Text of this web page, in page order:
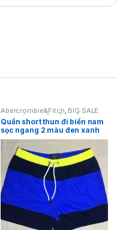
Abercrombie&Fitch, BIG SALE
OFF, HÀNG MỚI VỀ ,QUẦN NAM
SẢN PHẨM KHUYẾN MÃI,SHORT
NAM,THỜI TRANG NAM
Quần short thun đi biển nam
sọc ngang 2 màu đen xanh
Abercrombie&Fitch strecth
(inseam) size XS,S,M